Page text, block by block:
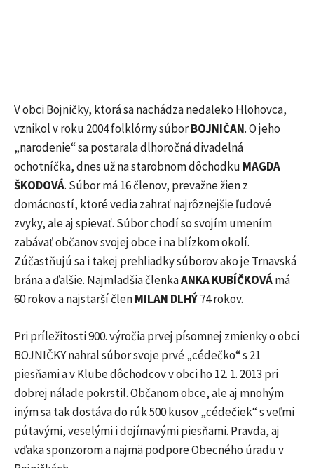
V obci Bojničky, ktorá sa nachádza neďaleko Hlohovca,
vznikol v roku 2004 folklórny súborBOJNIČAN. O jeho
„narodenie“ sa postarala dlhoročná divadelná
ochotníčka, dnes už na starobnom dôchodku MAGDA
ŠKODOVÁ. Súbor má 16 členov, prevažne žien z
domácností, ktoré vedia zahrať najrôznejšie ľudové
zvyky, ale aj spievať. Súbor chodí so svojím umením
zabávať občanov svojej obce i na blízkom okolí.
Zúčastňujú sa i takej prehliadky súborov ako je Trnavská
brána a ďalšie. Najmladšia členkaANKA KUBÍČKOVÁmá
60 rokov a najstarší členMILAN DLHÝ74 rokov.
Pri príležitosti 900. výročia prvej písomnej zmienky o obci
BOJNIČKY nahral súbor svoje prvé „cédečko“ s 21
piesňami a v Klube dôchodcov v obci ho 12. 1. 2013 pri
dobrej nálade pokrstil. Občanom obce, ale aj mnohým
iným sa tak dostáva do rúk 500 kusov „cédečiek“ s veľmi
pútavými, veselými i dojímavými piesňami. Pravda, aj
vďaka sponzorom a najmä podpore Obecného úradu v